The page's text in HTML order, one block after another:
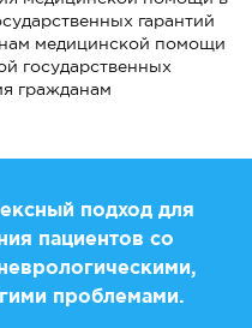
гарантий
медицинской помощи
государственных
гражданам
подход для
пациентов со
проблемами.